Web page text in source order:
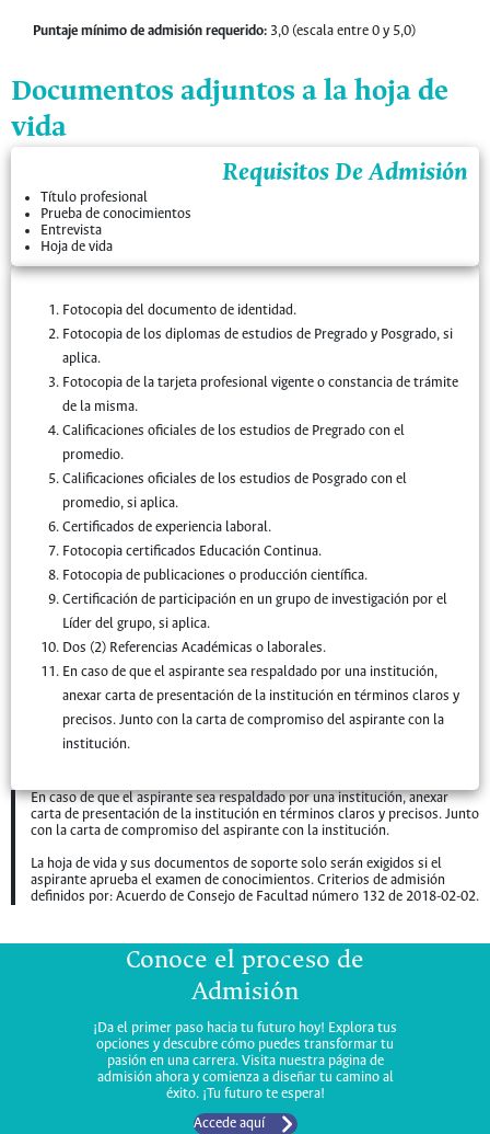
Puntaje mínimo de admisión requerido: 3,0 (escala entre 0 y 5,0)
Documentos adjuntos a la hoja de
vida
Requisitos De Admisión
Título profesional
Prueba de conocimientos
Entrevista
Hoja de vida
Fotocopia del documento de identidad.
Fotocopia de los diplomas de estudios de Pregrado y Posgrado, si
aplica.
Fotocopia de la tarjeta profesional vigente o constancia de trámite
de la misma.
Calificaciones oficiales de los estudios de Pregrado con el
promedio.
Calificaciones oficiales de los estudios de Posgrado con el
promedio, si aplica.
Certificados de experiencia laboral.
Fotocopia certificados Educación Continua.
Fotocopia de publicaciones o producción científica.
Certificación de participación en un grupo de investigación por el
Líder del grupo, si aplica.
Dos (2) Referencias Académicas o laborales.
En caso de que el aspirante sea respaldado por una institución,
anexar carta de presentación de la institución en términos claros y
precisos. Junto con la carta de compromiso del aspirante con la
institución.
En caso de que el aspirante sea respaldado por una institución, anexar
carta de presentación de la institución en términos claros y precisos. Junto
con la carta de compromiso del aspirante con la institución.
La hoja de vida y sus documentos de soporte solo serán exigidos si el
aspirante aprueba el examen de conocimientos. Criterios de admisión
definidos por: Acuerdo de Consejo de Facultad número 132 de 2018-02-02.
Conoce el proceso de
Admisión
¡Da el primer paso hacia tu futuro hoy! Explora tus
opciones y descubre cómo puedes transformar tu
pasión en una carrera. Visita nuestra página de
admisión ahora y comienza a diseñar tu camino al
éxito. ¡Tu futuro te espera!
Accede aquí